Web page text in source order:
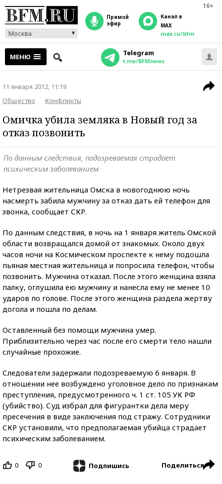
16+
Москва
прямой
эфир
Канал в
MAX
max.ru/bfm
МЕНЮ Telegram
t.me/BFMnews
11 января 2012, 11:19
Общество
Конфликты
Омичка убила земляка в Новый год за
отказ позвонить
По данным следствия, подозреваемая страдает
психическим заболеванием
Нетрезвая жительница Омска в новогоднюю ночь
насмерть забила мужчину за отказ дать ей телефон для
звонка, сообщает СКР.
По данным следствия, в ночь на 1 января житель Омской
области возвращался домой от знакомых. Около двух
часов ночи на Космическом проспекте к нему подошла
пьяная местная жительница и попросила телефон, чтобы
позвонить. Мужчина отказал. После этого женщина взяла
палку, оглушила ею мужчину и нанесла ему не менее 10
ударов по голове. После этого женщина раздела жертву
догола и пошла по делам.
Оставленный без помощи мужчина умер.
Приблизительно через час после его смерти тело нашли
случайные прохожие.
Следователи задержали подозреваемую 6 января. В
отношении нее возбуждено уголовное дело по признакам
преступления, предусмотренного ч. 1 ст. 105 УК РФ
(убийство). Суд избрал для фигурантки дела меру
пресечения в виде заключения под стражу. Сотрудники
СКР установили, что предполагаемая убийца страдает
психическим заболеванием.
0 0 Подпишись Поделиться